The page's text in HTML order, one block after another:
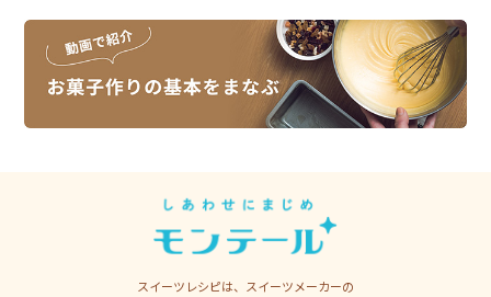
スイーツレシピは、スイーツメーカーの